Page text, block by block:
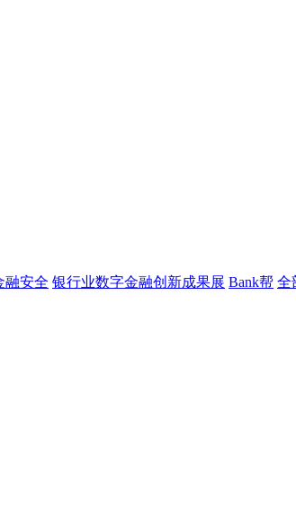
融安全 银行业数字金融创新成果展 Bank帮 全